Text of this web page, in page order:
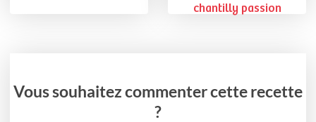
chantilly passion
Vous souhaitez commenter cette recette
?